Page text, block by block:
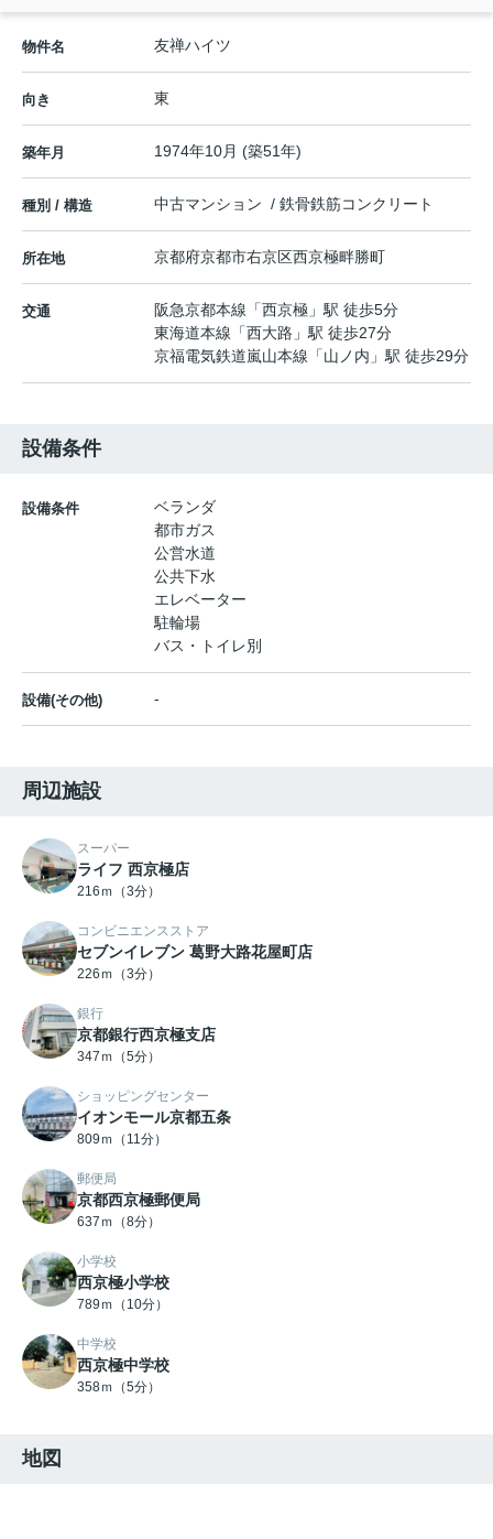
物件名 友禅ハイツ
向き 東
築年月 1974年10月 (築51年)
種別 / 構造 中古マンション / 鉄骨鉄筋コンクリート
所在地 京都府京都市右京区西京極畔勝町
交通 阪急京都本線 「西京極 」駅 徒歩5分
東海道本線 「西大路 」駅 徒歩27分
京福電気鉄道嵐山本線 「山ノ内 」駅 徒歩29分
設備条件
設備条件
ベランダ
都市ガス
公営水道
公共下水
エレベーター
駐輪場
バス・トイレ別
設備(その他) -
周辺施設
スーパー
ライフ 西京極店
216ｍ（3分）
コンビニエンスストア
セブンイレブン 葛野大路花屋町店
226ｍ（3分）
銀行
京都銀行西京極支店
347ｍ（5分）
ショッピングセンター
イオンモール京都五条
809ｍ（11分）
郵便局
京都西京極郵便局
637ｍ（8分）
小学校
西京極小学校
789ｍ（10分）
中学校
西京極中学校
358ｍ（5分）
地図